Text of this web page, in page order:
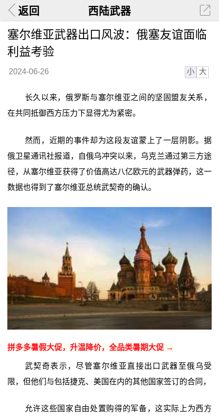
返回 西陆武器
塞尔维亚武器出口风波：俄塞友谊面临
利益考验
2024-06-26 小 大
长久以来，俄罗斯与塞尔维亚之间的坚固盟友关系，
在共同抵御西方压力下显得尤为紧密。
然而，近期的事件却为这段友谊蒙上了一层阴影。据
俄卫星通讯社报道，自俄乌冲突以来，乌克兰通过第三方途
径，从塞尔维亚获得了价值高达八亿欧元的武器弹药，这一
数据也得到了塞尔维亚总统武契奇的确认。
拼多多暑假大促，升温降价，全品类暑期大促 →
武契奇表示，尽管塞尔维亚直接出口武器至俄乌受
限，但他们与包括捷克、美国在内的其他国家签订的合同，
允许这些国家自由处置购得的军备，这实际上为西方